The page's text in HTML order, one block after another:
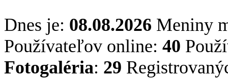
Dnes je: 08.08.2026 Meniny
Používateľov online: 40
Fotogaléria: 29